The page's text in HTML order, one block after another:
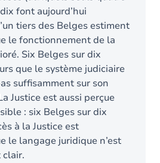
font aujourd’hui
tiers des Belges estiment
le fonctionnement de la
Six Belges sur dix
que le système judiciaire
suffisamment sur son
Justice est aussi perçue
: six Belges sur dix
à la Justice est
le langage juridique n’est
clair.